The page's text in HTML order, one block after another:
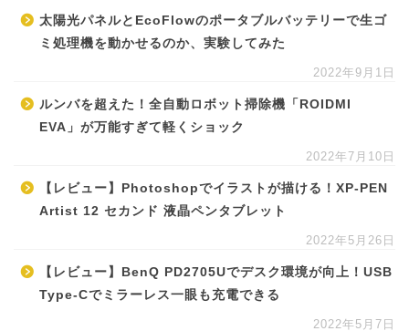
太陽光パネルとEcoFlowのポータブルバッテリーで生ゴ
ミ処理機を動かせるのか、実験してみた
2022年9月1日
ルンバを超えた！全自動ロボット掃除機「ROIDMI
EVA」が万能すぎて軽くショック
2022年7月10日
【レビュー】Photoshopでイラストが描ける！XP-PEN
Artist 12 セカンド 液晶ペンタブレット
2022年5月26日
【レビュー】BenQ PD2705Uでデスク環境が向上！USB
Type-Cでミラーレス一眼も充電できる
2022年5月7日